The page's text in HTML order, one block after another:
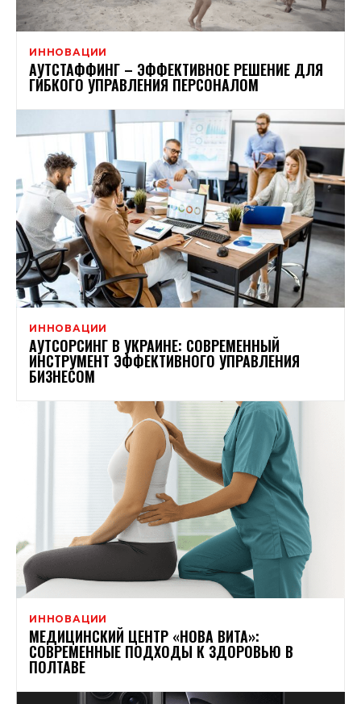
ИННОВАЦИИ
АУТСТАФФИНГ – ЭФФЕКТИВНОЕ РЕШЕНИЕ ДЛЯ
ГИБКОГО УПРАВЛЕНИЯ ПЕРСОНАЛОМ
ИННОВАЦИИ
АУТСОРСИНГ В УКРАИНЕ: СОВРЕМЕННЫЙ
ИНСТРУМЕНТ ЭФФЕКТИВНОГО УПРАВЛЕНИЯ
БИЗНЕСОМ
ИННОВАЦИИ
МЕДИЦИНСКИЙ ЦЕНТР «НОВА ВИТА»:
СОВРЕМЕННЫЕ ПОДХОДЫ К ЗДОРОВЬЮ В
ПОЛТАВЕ